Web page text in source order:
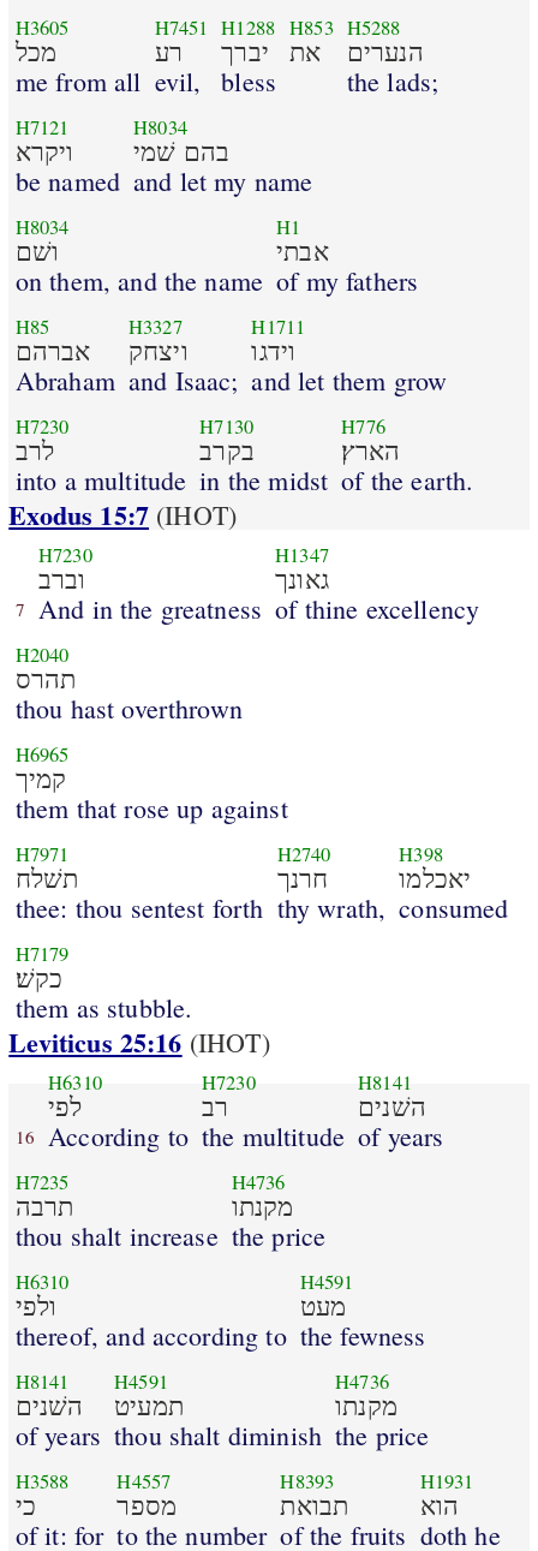
H3605
מכל
me from all
H7451
רע
evil,
H1288
יברך
bless
H853
את
H5288
הנערים
the lads;
H7121
ויקרא
be named
H8034
בהם שׁמי
and let my name
H8034
ושׁם
on them, and the name
H1
אבתי
of my fathers
H85
אברהם
Abraham
H3327
ויצחק
and Isaac;
H1711
וידגו
and let them grow
H7230
לרב
into a multitude
H7130
בקרב
in the midst
H776
הארץ׃
of the earth.
Exodus 15:7 (IHOT)
7
H7230
וברב
And in the greatness
H1347
גאונך
of thine excellency
H2040
תהרס
thou hast overthrown
H6965
קמיך
them that rose up against
H7971
תשׁלח
thee: thou sentest forth
H2740
חרנך
thy wrath,
H398
יאכלמו
consumed
H7179
כקשׁ׃
them as stubble.
Leviticus 25:16 (IHOT)
16
H6310
לפי
According to
H7230
רב
the multitude
H8141
השׁנים
of years
H7235
תרבה
thou shalt increase
H4736
מקנתו
the price
H6310
ולפי
thereof, and according to
H4591
מעט
the fewness
H8141
השׁנים
of years
H4591
תמעיט
thou shalt diminish
H4736
מקנתו
the price
H3588
כי
of it: for
H4557
מספר
to the number
H8393
תבואת
of the fruits
H1931
הוא
doth he